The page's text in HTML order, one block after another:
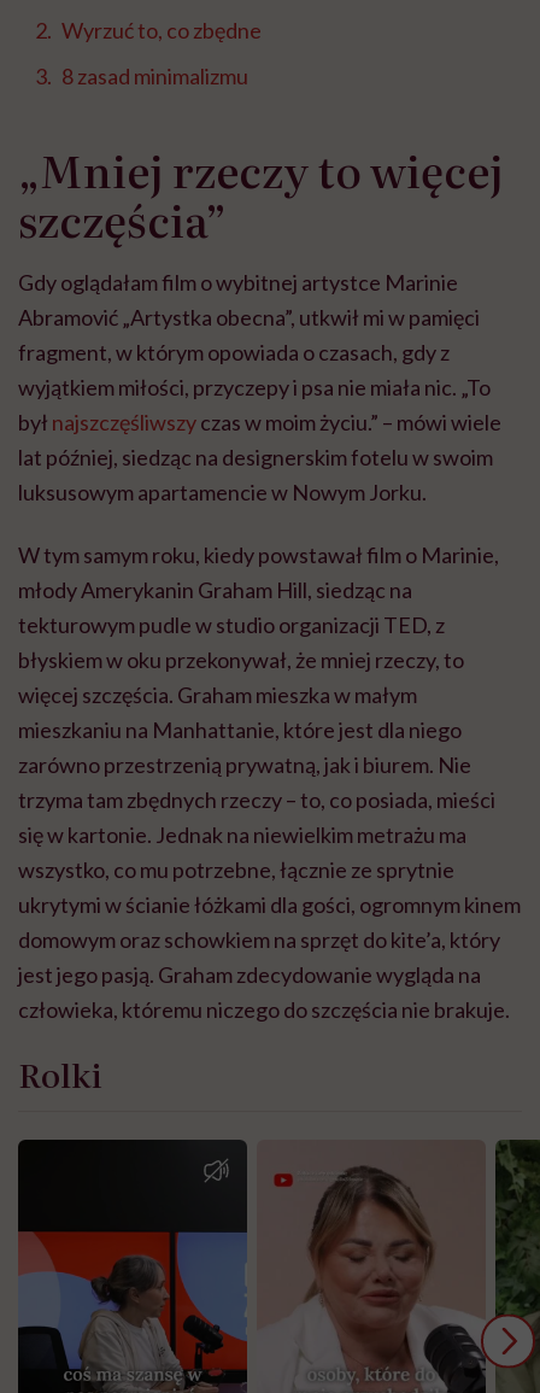
Wyrzuć to, co zbędne
8 zasad minimalizmu
„Mniej rzeczy to więcej
szczęścia”
Gdy oglądałam film o wybitnej artystce Marinie
Abramović „Artystka obecna”, utkwił mi w pamięci
fragment, w którym opowiada o czasach, gdy z
wyjątkiem miłości, przyczepy i psa nie miała nic. „To
był najszczęśliwszyczas w moim życiu.” – mówi wiele
lat później, siedząc na designerskim fotelu w swoim
luksusowym apartamencie w Nowym Jorku.
W tym samym roku, kiedy powstawał film o Marinie,
młody Amerykanin Graham Hill, siedząc na
tekturowym pudle w studio organizacji TED, z
błyskiem w oku przekonywał, że mniej rzeczy, to
więcej szczęścia. Graham mieszka w małym
mieszkaniu na Manhattanie, które jest dla niego
zarówno przestrzenią prywatną, jak i biurem. Nie
trzyma tam zbędnych rzeczy – to, co posiada, mieści
się w kartonie. Jednak na niewielkim metrażu ma
wszystko, co mu potrzebne, łącznie ze sprytnie
ukrytymi w ścianie łóżkami dla gości, ogromnym kinem
domowym oraz schowkiem na sprzęt do kite’a, który
jest jego pasją. Graham zdecydowanie wygląda na
człowieka, któremu niczego do szczęścia nie brakuje.
Rolki